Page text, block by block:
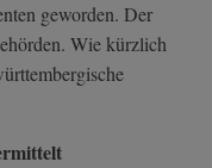
geworden. Der
Wie kürzlich